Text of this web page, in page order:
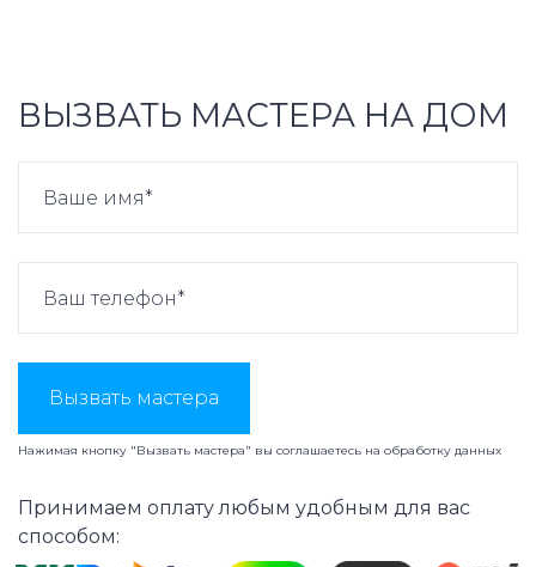
ВЫЗВАТЬ МАСТЕРА НА ДОМ
Вызвать мастера
Нажимая кнопку "Вызвать мастера" вы соглашаетесь на обработку данных
Принимаем оплату любым удобным для вас
способом: